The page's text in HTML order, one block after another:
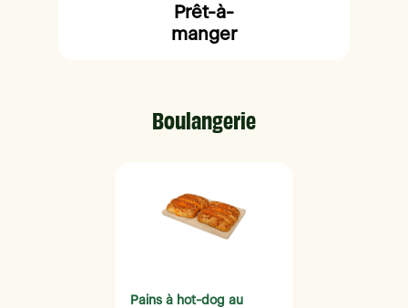
Prêt-à-
manger
Boulangerie
Pains à hot-dog au